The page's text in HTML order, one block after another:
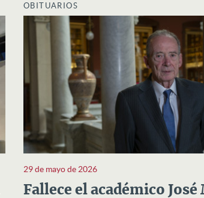
OBITUARIOS
29 de mayo de 2026
Fallece el académico José